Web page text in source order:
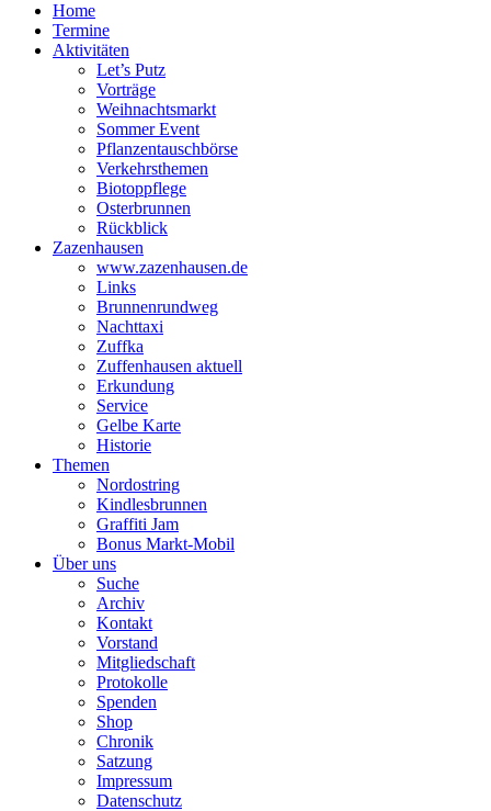
Home
Termine
Aktivitäten
Let’s Putz
Vorträge
Weihnachtsmarkt
Sommer Event
Pflanzentauschbörse
Verkehrsthemen
Biotoppflege
Osterbrunnen
Rückblick
Zazenhausen
www.zazenhausen.de
Links
Brunnenrundweg
Nachttaxi
Zuffka
Zuffenhausen aktuell
Erkundung
Service
Gelbe Karte
Historie
Themen
Nordostring
Kindlesbrunnen
Graffiti Jam
Bonus Markt-Mobil
Über uns
Suche
Archiv
Kontakt
Vorstand
Mitgliedschaft
Protokolle
Spenden
Shop
Chronik
Satzung
Impressum
Datenschutz